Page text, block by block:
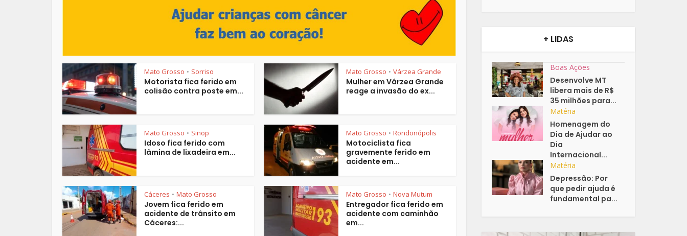
Mato Grosso • Sorriso
Motorista fica ferido em
colisão contra poste em...
Mato Grosso • Várzea Grande
Mulher em Várzea Grande
reage a invasão do ex...
Mato Grosso • Sinop
Idoso fica ferido com
lâmina de lixadeira em...
Mato Grosso • Rondonópolis
Motociclista fica
gravemente ferido em
acidente em...
Cáceres • Mato Grosso
Jovem fica ferido em
acidente de trânsito em
Cáceres:...
Mato Grosso • Nova Mutum
Entregador fica ferido em
acidente com caminhão
em...
+ LIDAS
Boas Ações
Desenvolve MT
libera mais de R$
35 milhões para...
Matéria
Homenagem do
Dia de Ajudar ao
Dia
Internacional...
Matéria
Depressão: Por
que pedir ajuda é
fundamental pa...